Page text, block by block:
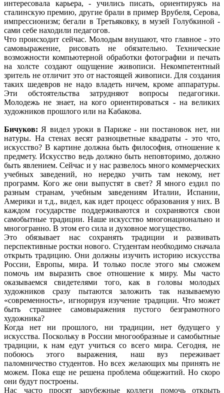
интересовала карьера, - учились писать, ориентируясь на
сталинскую премию, другие брали в пример Врубеля, Серова,
импрессионизм; бегали в Третьяковку, в музей Голубкиной -
сами себе находили педагогов.
Что происходит сейчас. Молодым внушают, что главное - это
самовыражение, рисовать не обязательно. Технические
возможности компьютерной обработки фотографии и печать
на холсте создают ощущение живописи. Некомпетентный
зритель не отличит это от настоящей живописи. Для создания
таких шедевров не надо владеть ничем, кроме аппаратуры.
Эти обстоятельства затрудняют вопросы педагогики.
Молодежь не знает, на кого ориентироваться - на великих
художников прошлого или на Кабакова.
Бичуков: Я видел уроки в Париже - ни постановок нет, ни
натуры. На стенах весят разноцветные квадраты - это что,
искусство? В картине должна быть философия, отношение к
предмету. Искусство ведь должно быть неповторимо, должно
быть явлением. Сейчас и у нас развелось много коммерческих
учебных заведений, но нередко учить там некому, нет
программ. Кого же они выпустят в свет? Я много ездил по
разным странам, учебным заведениям Италии, Испании,
Америки и т.д., видел, как идет процесс образования у них. В
каждом государстве поддерживаются и сохраняются свои
самобытные традиции. Наше искусство многонационально и
многогранно. В этом его сила и духовное могущество.
Это обязывает нас сохранять традиции и развивать
перспективные ростки нового. Студентам необходимо сначала
открыть традицию. Они должны изучить историю искусства
России, Европы, мира. И только после этого мы сможем
помочь им выразить свое отношение к миру. Мы часто
оказываемся свидетелями того, как в головы молодых
художников сразу пытаются заложить так называемую
«современность», игнорируя изучение традиции. Что может
быть страшнее самовыражения пустого безграмотного
художника?
Когда нет ни прошлого, ни традиции, нет будущего у
искусства. Поскольку в России многообразные и самобытные
традиции, к нам едут учиться со всего мира. Сегодня, не
побоюсь этого выражения, наш вуз переживает
паломничество студентов. Но всех желающих мы принять не
можем. Пока еще не решена проблема общежитий. Но скоро
они будут построены.
Нас часто просят зарубежные коллеги помочь открыть